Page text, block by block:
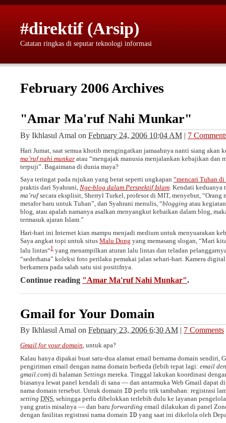
#direktif (Arsip)
Catatan ringkas di seputar teknologi informasi
February 2006 Archives
"Amar Ma'ruf Nahi Munkar"
By Ikhlasul Amal on February 24, 2006 10:04 AM | 7
Hari Jumat, saat semua khotib mengingatkan jamaahnya nanti siang akan
ma’ruf nahi munkar atau “mengajak manusia menjalankan kebajikan dan
terpuji”. Bagaimana di dunia maya?
Saya teringat pada rujukan yang berat seperti ungkapan “mencari Tuhan di
praktis dari Syahrani, Nge-blog dalam Perspektif Islam. Kendati
ma’rufsecara eksplisit, Sherryl Turkel, profesor di MIT, menyebut, Orang
metafor baru untuk Tuhan , dan Syahrani menulis, blogging atau
blog, atau apalah namanya asalkan menyangkut kebaikan dalam blog,
termasuk ajaran Islam.
Hari-hari ini Internet kian mampu menjadi medium untuk menyuarakan
Saya angkat topi untuk situs Malu Dong yang memasang slogan, Mari
lalu lintas 1 yang menampilkan aturan lalu lintas dan teladan
“sederhana” koleksi foto perilaku pemakai jalan sehari-hari. Kamera
berkamera pada salah satu sisi positifnya.
Continue reading "Amar Ma'ruf Nahi Munkar".
Gmail for Your Domain
By Ikhlasul Amal on February 23, 2006 6:30 AM | 7 Comments
Gmail for your domain, untuk apa?
Kalau hanya dipakai buat satu-dua alamat email bernama domain sendiri,
pengiriman email dengan nama domain berbeda (lebih tepat lagi: email
gmail.com) di halaman Settings mereka. Tinggal lakukan koordinasi
biasanya lewat panel kendali di sana — dan antarmuka Web Gmail dapat
nama domain tersebut. Untuk domain ID perlu trik tambahan: registrasi
setting DNS, sehingga perlu dibelokkan terlebih dulu ke layanan
yang gratis misalnya — dan baru forwarding email dilakukan di panel
dengan fasilitas registrasi nama domain ID yang saat ini dikelola oleh